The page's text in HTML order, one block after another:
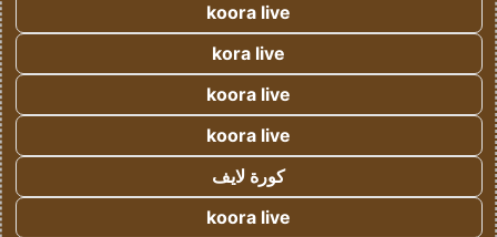
koora live
kora live
koora live
koora live
كورة لايف
koora live